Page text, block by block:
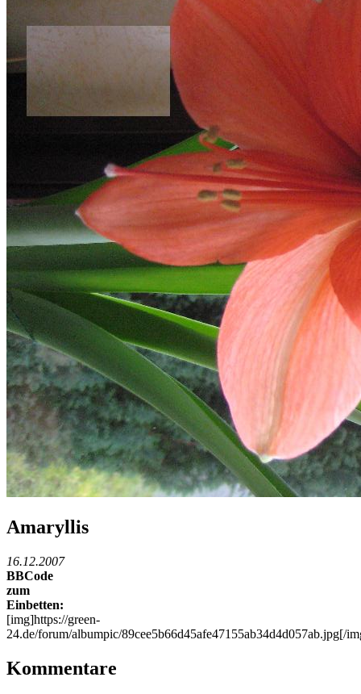
Amaryllis
16.12.2007
BBCode
zum
Einbetten:
[img]https://green-
24.de/forum/albumpic/89cee5b66d45afe47155ab34d4d057ab.jpg[/
Kommentare